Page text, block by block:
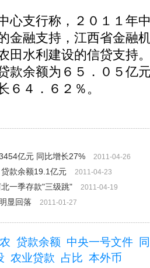
支行称，２０１１年
金融支持，江西省金融
田水利建设的信贷支持
款余额为６５．０５亿
６４．６２％。
亿元 同比增长27%
2011-04-26
款余额19.1亿元 2011-04-23
一季存款"三级跳" 2011-04-19
显回落 2011-01-27
贷款余额 中央一号文件
农业贷款 占比 本外币